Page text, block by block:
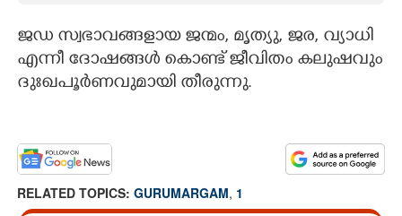
ASTRO
CARTOONS
ZOOM
ജഡ സ്വഭാവങ്ങളായ ജന്മം, മൃത്യു, ജര, വ്യാധി
എന്നീ ദോഷങ്ങൾ കൊണ്ട് ജീവിതം കലുഷവും
ദുഃഖപൂർണവുമായി തീരുന്നു.
RELATED TOPICS: GURUMARGAM, 1